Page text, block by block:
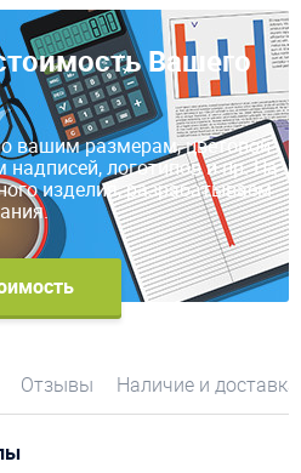
Вашего
вашим размерам, цветовой
надписей, логотипов и пр. На
изделия, разрабатываем
Отзывы Наличие и доставка